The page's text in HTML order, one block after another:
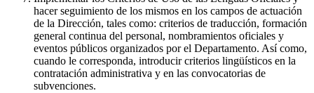
hacer seguimiento de los mismos en los campos de actuación
de la Dirección, tales como: criterios de traducción, formación
general continua del personal, nombramientos oficiales y
eventos públicos organizados por el Departamento. Así como,
cuando le corresponda, introducir criterios lingüísticos en la
contratación administrativa y en las convocatorias de
subvenciones.